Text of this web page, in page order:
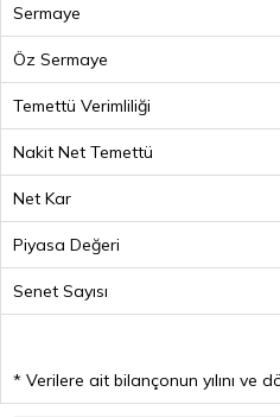
Sermaye
Öz Sermaye
Temettü Verimliliği
Nakit Net Temettü
Net Kar
Piyasa Değeri
Senet Sayısı
* Verilere ait bilançonun yılını ve